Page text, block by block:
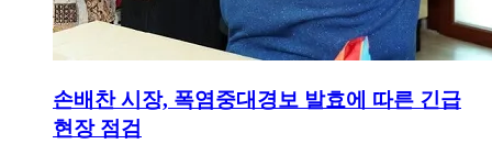
손배찬 시장, 폭염중대경보 발효에 따른 긴급
현장 점검